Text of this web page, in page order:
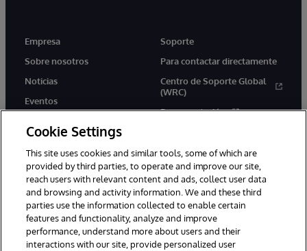
Empresa
Sobre nosotros
Noticias
Eventos
Soporte
Para contactar directamente
Centro de Soporte Global
(WRC)
Documentación
1996-2026 InterSystems Corporation, Boston, MA. Todos los
derechos reservados.
Cookie Settings
This site uses cookies and similar tools, some of which are
provided by third parties, to operate and improve our site,
reach users with relevant content and ads, collect user data
and browsing and activity information. We and these third
parties use the information collected to enable certain
features and functionality, analyze and improve
performance, understand more about users and their
interactions with our site, provide personalized user